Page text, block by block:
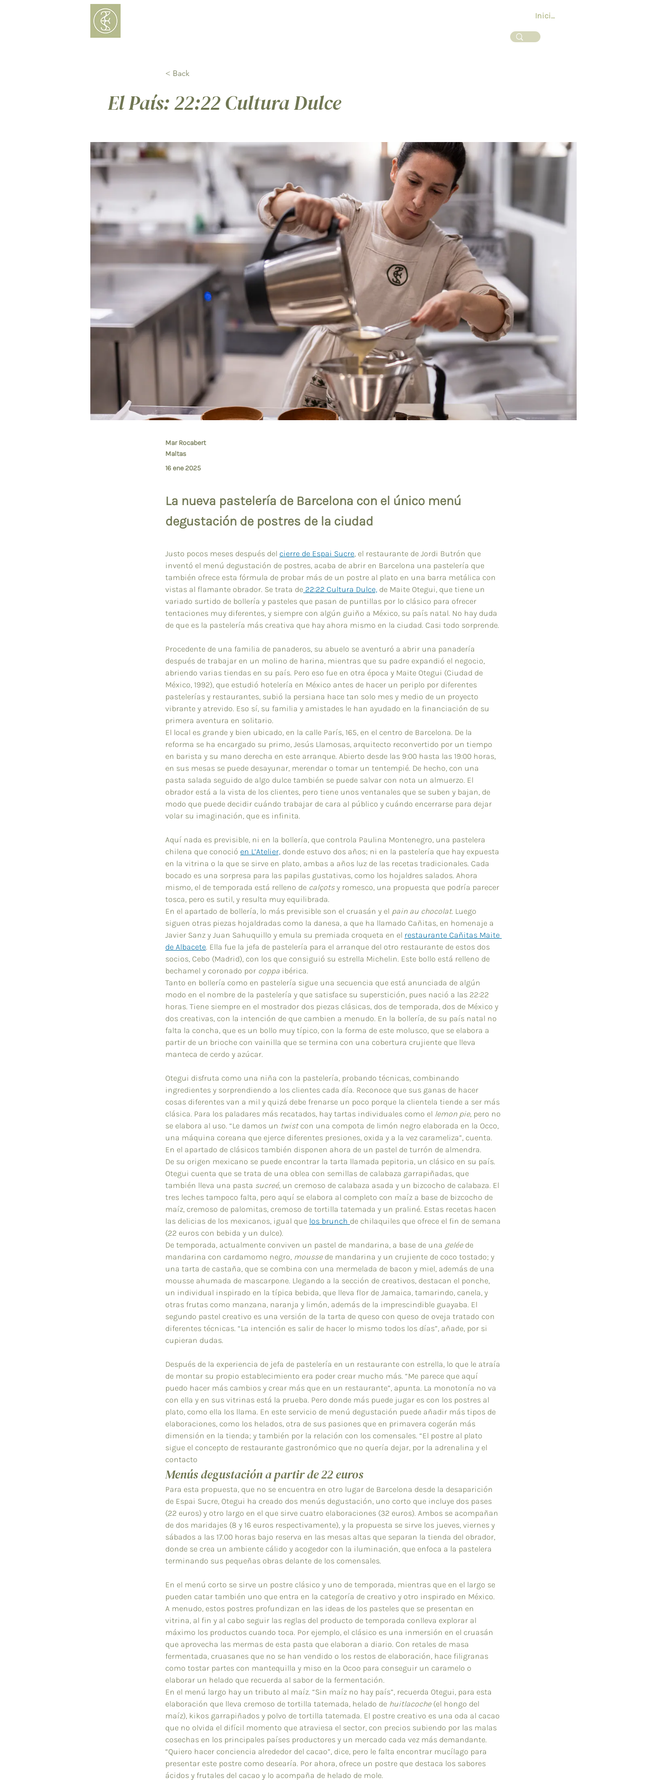
Iniciar sesión
< Back
El País: 22:22 Cultura Dulce
Mar Rocabert
Maltas
16 ene 2025
La nueva pastelería de Barcelona con el único menú
degustación de postres de la ciudad
Justo pocos meses después del cierre de Espai Sucre, el restaurante de Jordi Butrón que
inventó el menú degustación de postres, acaba de abrir en Barcelona una pastelería que
también ofrece esta fórmula de probar más de un postre al plato en una barra metálica con
vistas al flamante obrador. Se trata de 22:22 Cultura Dulce, de Maite Otegui, que tiene un
variado surtido de bollería y pasteles que pasan de puntillas por lo clásico para ofrecer
tentaciones muy diferentes, y siempre con algún guiño a México, su país natal. No hay duda
de que es la pastelería más creativa que hay ahora mismo en la ciudad. Casi todo sorprende.
Procedente de una familia de panaderos, su abuelo se aventuró a abrir una panadería
después de trabajar en un molino de harina, mientras que su padre expandió el negocio,
abriendo varias tiendas en su país. Pero eso fue en otra época y Maite Otegui (Ciudad de
México, 1992), que estudió hotelería en México antes de hacer un periplo por diferentes
pastelerías y restaurantes, subió la persiana hace tan solo mes y medio de un proyecto
vibrante y atrevido. Eso sí, su familia y amistades le han ayudado en la financiación de su
primera aventura en solitario.
El local es grande y bien ubicado, en la calle París, 165, en el centro de Barcelona. De la
reforma se ha encargado su primo, Jesús Llamosas, arquitecto reconvertido por un tiempo
en barista y su mano derecha en este arranque. Abierto desde las 9:00 hasta las 19:00 horas,
en sus mesas se puede desayunar, merendar o tomar un tentempié. De hecho, con una
pasta salada seguido de algo dulce también se puede salvar con nota un almuerzo. El
obrador está a la vista de los clientes, pero tiene unos ventanales que se suben y bajan, de
modo que puede decidir cuándo trabajar de cara al público y cuándo encerrarse para dejar
volar su imaginación, que es infinita.
Aquí nada es previsible, ni en la bollería, que controla Paulina Montenegro, una pastelera
chilena que conoció en L’Atelier, donde estuvo dos años; ni en la pastelería que hay expuesta
en la vitrina o la que se sirve en plato, ambas a años luz de las recetas tradicionales. Cada
bocado es una sorpresa para las papilas gustativas, como los hojaldres salados. Ahora
mismo, el de temporada está relleno de calçots y romesco, una propuesta que podría parecer
tosca, pero es sutil, y resulta muy equilibrada.
En el apartado de bollería, lo más previsible son el cruasán y el pain au chocolat. Luego
siguen otras piezas hojaldradas como la danesa, a que ha llamado Cañitas, en homenaje a
Javier Sanz y Juan Sahuquillo y emula su premiada croqueta en el restaurante Cañitas Maite
de Albacete. Ella fue la jefa de pastelería para el arranque del otro restaurante de estos dos
socios, Cebo (Madrid), con los que consiguió su estrella Michelin. Este bollo está relleno de
bechamel y coronado por coppa ibérica.
Tanto en bollería como en pastelería sigue una secuencia que está anunciada de algún
modo en el nombre de la pastelería y que satisface su superstición, pues nació a las 22:22
horas. Tiene siempre en el mostrador dos piezas clásicas, dos de temporada, dos de México y
dos creativas, con la intención de que cambien a menudo. En la bollería, de su país natal no
falta la concha, que es un bollo muy típico, con la forma de este molusco, que se elabora a
partir de un brioche con vainilla que se termina con una cobertura crujiente que lleva
manteca de cerdo y azúcar.
Otegui disfruta como una niña con la pastelería, probando técnicas, combinando
ingredientes y sorprendiendo a los clientes cada día. Reconoce que sus ganas de hacer
cosas diferentes van a mil y quizá debe frenarse un poco porque la clientela tiende a ser más
clásica. Para los paladares más recatados, hay tartas individuales como el lemon pie, pero no
se elabora al uso. “Le damos un twist con una compota de limón negro elaborada en la Occo,
una máquina coreana que ejerce diferentes presiones, oxida y a la vez carameliza”, cuenta.
En el apartado de clásicos también disponen ahora de un pastel de turrón de almendra.
De su origen mexicano se puede encontrar la tarta llamada pepitoria, un clásico en su país.
Otegui cuenta que se trata de una oblea con semillas de calabaza garrapiñadas, que
también lleva una pasta sucreé, un cremoso de calabaza asada y un bizcocho de calabaza. El
tres leches tampoco falta, pero aquí se elabora al completo con maíz a base de bizcocho de
maíz, cremoso de palomitas, cremoso de tortilla tatemada y un praliné. Estas recetas hacen
las delicias de los mexicanos, igual que los brunch de chilaquiles que ofrece el fin de semana
(22 euros con bebida y un dulce).
De temporada, actualmente conviven un pastel de mandarina, a base de una gelée de
mandarina con cardamomo negro, mousse de mandarina y un crujiente de coco tostado; y
una tarta de castaña, que se combina con una mermelada de bacon y miel, además de una
mousse ahumada de mascarpone. Llegando a la sección de creativos, destacan el ponche,
un individual inspirado en la típica bebida, que lleva flor de Jamaica, tamarindo, canela, y
otras frutas como manzana, naranja y limón, además de la imprescindible guayaba. El
segundo pastel creativo es una versión de la tarta de queso con queso de oveja tratado con
diferentes técnicas. “La intención es salir de hacer lo mismo todos los días”, añade, por si
cupieran dudas.
Después de la experiencia de jefa de pastelería en un restaurante con estrella, lo que le atraía
de montar su propio establecimiento era poder crear mucho más. “Me parece que aquí
puedo hacer más cambios y crear más que en un restaurante”, apunta. La monotonía no va
con ella y en sus vitrinas está la prueba. Pero donde más puede jugar es con los postres al
plato, como ella los llama. En este servicio de menú degustación puede añadir más tipos de
elaboraciones, como los helados, otra de sus pasiones que en primavera cogerán más
dimensión en la tienda; y también por la relación con los comensales. “El postre al plato
sigue el concepto de restaurante gastronómico que no quería dejar, por la adrenalina y el
contacto
Menús degustación a partir de 22 euros
Para esta propuesta, que no se encuentra en otro lugar de Barcelona desde la desaparición
de Espai Sucre, Otegui ha creado dos menús degustación, uno corto que incluye dos pases
(22 euros) y otro largo en el que sirve cuatro elaboraciones (32 euros). Ambos se acompañan
de dos maridajes (8 y 16 euros respectivamente), y la propuesta se sirve los jueves, viernes y
sábados a las 17.00 horas bajo reserva en las mesas altas que separan la tienda del obrador,
donde se crea un ambiente cálido y acogedor con la iluminación, que enfoca a la pastelera
terminando sus pequeñas obras delante de los comensales.
En el menú corto se sirve un postre clásico y uno de temporada, mientras que en el largo se
pueden catar también uno que entra en la categoría de creativo y otro inspirado en México.
A menudo, estos postres profundizan en las ideas de los pasteles que se presentan en
vitrina, al fin y al cabo seguir las reglas del producto de temporada conlleva explorar al
máximo los productos cuando toca. Por ejemplo, el clásico es una inmersión en el cruasán
que aprovecha las mermas de esta pasta que elaboran a diario. Con retales de masa
fermentada, cruasanes que no se han vendido o los restos de elaboración, hace filigranas
como tostar partes con mantequilla y miso en la Ocoo para conseguir un caramelo o
elaborar un helado que recuerda al sabor de la fermentación.
En el menú largo hay un tributo al maíz. “Sin maíz no hay país”, recuerda Otegui, para esta
elaboración que lleva cremoso de tortilla tatemada, helado de huitlacoche (el hongo del
maíz), kikos garrapiñados y polvo de tortilla tatemada. El postre creativo es una oda al cacao
que no olvida el difícil momento que atraviesa el sector, con precios subiendo por las malas
cosechas en los principales países productores y un mercado cada vez más demandante.
“Quiero hacer conciencia alrededor del cacao”, dice, pero le falta encontrar mucílago para
presentar este postre como desearía. Por ahora, ofrece un postre que destaca los sabores
ácidos y frutales del cacao y lo acompaña de helado de mole.